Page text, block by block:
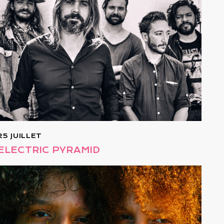
JUILLET
PYRAMID